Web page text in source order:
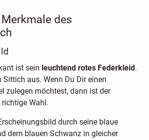
des
ist sein leuchtend rotes Federkleid .
Sittich aus. Wenn Du Dir einen
zulegen möchtest, dann ist der
Wahl.
durch seine blaue
dem blauen Schwanz in gleicher